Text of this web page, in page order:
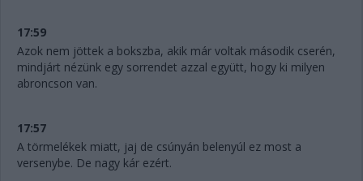
17:59
Azok nem jöttek a bokszba, akik már voltak második cserén,
mindjárt nézünk egy sorrendet azzal együtt, hogy ki milyen
abroncson van.
17:57
A törmelékek miatt, jaj de csúnyán belenyúl ez most a
versenybe. De nagy kár ezért.